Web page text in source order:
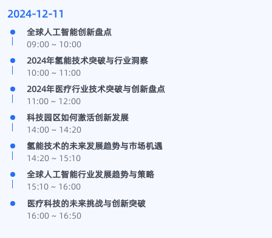
2024-12-11
全球人工智能创新盘点
09:00 ~ 10:00
2024年氢能技术突破与行业洞察
10:00 ~ 11:00
2024年医疗行业技术突破与创新盘点
11:00 ~ 12:00
科技园区如何激活创新发展
14:00 ~ 14:20
氢能技术的未来发展趋势与市场机遇
14:20 ~ 15:10
全球人工智能行业发展趋势与策略
15:10 ~ 16:00
医疗科技的未来挑战与创新突破
16:00 ~ 16:50